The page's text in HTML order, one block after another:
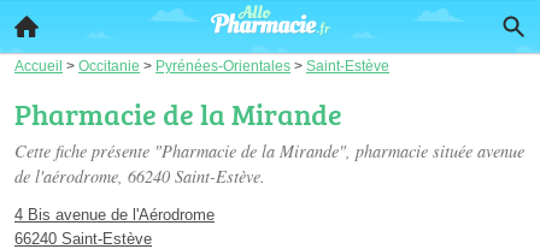
Accueil > Occitanie > Pyrénées-Orientales > Saint-Estève
Pharmacie de la Mirande
Cette fiche présente "Pharmacie de la Mirande", pharmacie située avenue
de l'aérodrome, 66240 Saint-Estève.
4 Bis avenue de l'Aérodrome
66240 Saint-Estève